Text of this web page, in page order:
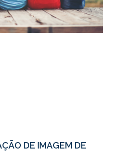
DE IMAGEM DE